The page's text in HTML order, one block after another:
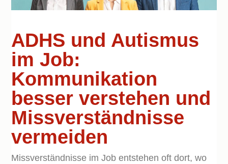
ADHS und Autismus
im Job:
Kommunikation
besser verstehen und
Missverständnisse
vermeiden
Missverständnisse im Job entstehen oft dort, wo